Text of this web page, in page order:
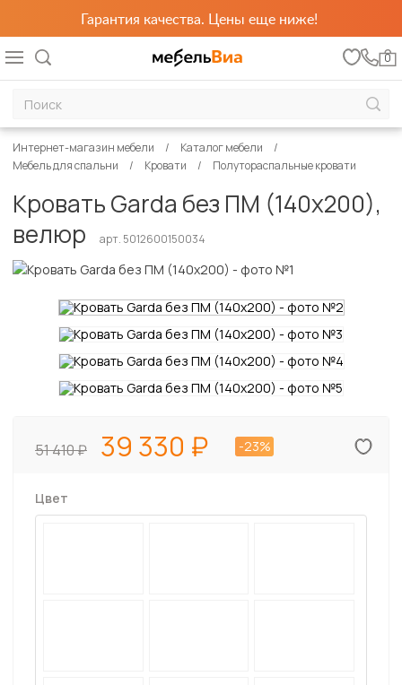
Гарантия качества. Цены еще ниже!
0
Интернет-магазин мебели
Каталог мебели
Мебель для спальни
Кровати Полутораспальные кровати
Кровать Garda без ПМ (140х200),
велюр
арт. 5012600150034
51 410 39 330 -23%
Цвет